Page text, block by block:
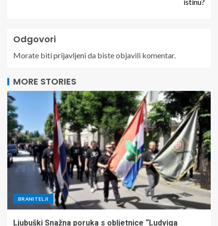
Odgovori
Morate bitiprijavljenida biste objavili komentar.
MORE STORIES
BRANITELJI
Ljubuški Snažna poruka s obljetnice “Ludviga